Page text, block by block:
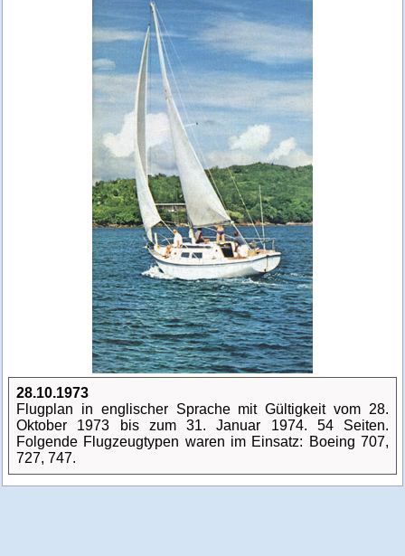
28.10.1973
Flugplan in englischer Sprache mit Gültigkeit vom 28.
Oktober 1973 bis zum 31. Januar 1974. 54 Seiten.
Folgende Flugzeugtypen waren im Einsatz: Boeing 707,
727, 747.